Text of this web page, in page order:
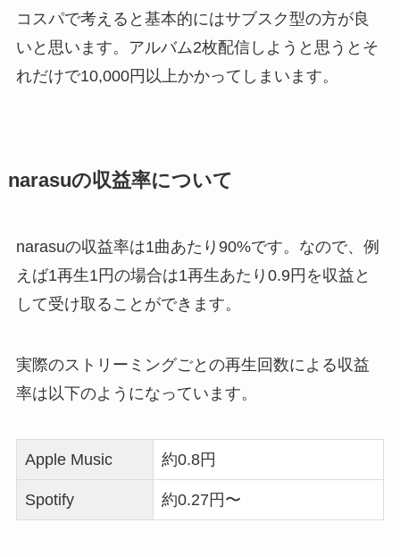
コスパで考えると基本的にはサブスク型の方が良
いと思います。アルバム2枚配信しようと思うとそ
れだけで10,000円以上かかってしまいます。
narasuの収益率について
narasuの収益率は1曲あたり90%です。なので、例
えば1再生1円の場合は1再生あたり0.9円を収益と
して受け取ることができます。
実際のストリーミングごとの再生回数による収益
率は以下のようになっています。
Apple Music 約0.8円
Spotify 約0.27円〜